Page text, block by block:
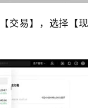
交易】，选择【现